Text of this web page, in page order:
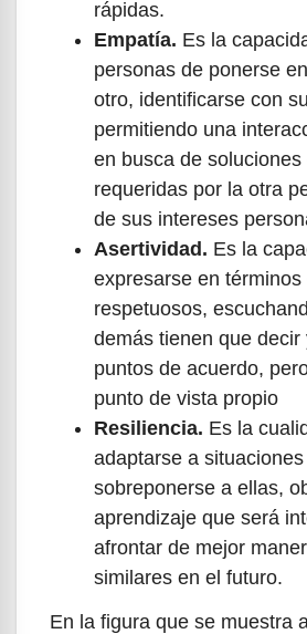
rápidas.
Empatía. Es la
personas de ponerse
otro, identificarse con
permitiendo una
en busca de soluciones
requeridas por la otra
de sus intereses
Asertividad. Es la
expresarse en
respetuosos,
demás tienen que decir
puntos de acuerdo,
punto de vista propio
Resiliencia. Es la
adaptarse a
sobreponerse a ellas,
aprendizaje que será
afrontar de mejor
similares en el futuro.
En la figura que se muestra